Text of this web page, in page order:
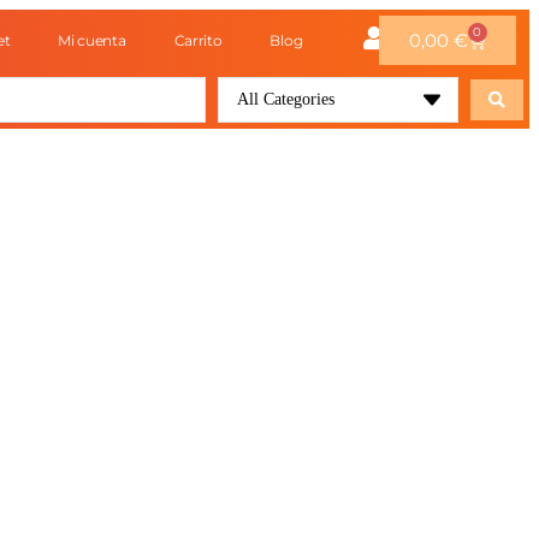
Mi cuenta Carrito Blog 0,00 € 0
All Categories